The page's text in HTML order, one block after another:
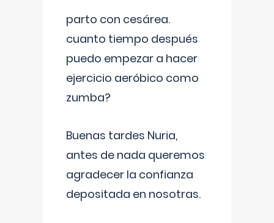
parto con cesárea.
cuanto tiempo después
puedo empezar a hacer
ejercicio aeróbico como
zumba?
Buenas tardes Nuria,
antes de nada queremos
agradecer la confianza
depositada en nosotras.